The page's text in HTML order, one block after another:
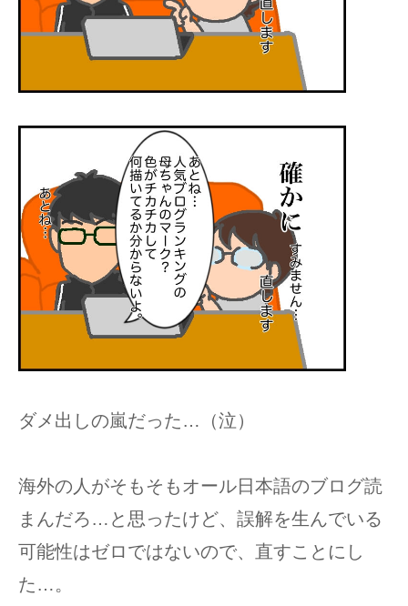
ダメ出しの嵐だった…（泣）
海外の人がそもそもオール日本語のブログ読
まんだろ…と思ったけど、誤解を生んでいる
可能性はゼロではないので、直すことにし
た…。